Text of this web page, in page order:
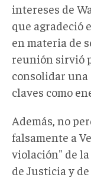
intereses de
que agradeció
en materia de
reunión sirvió
consolidar una
claves como
Además, no
falsamente a
violación" de la
de Justicia y